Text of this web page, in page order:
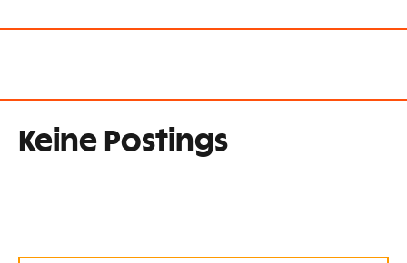
Keine Postings